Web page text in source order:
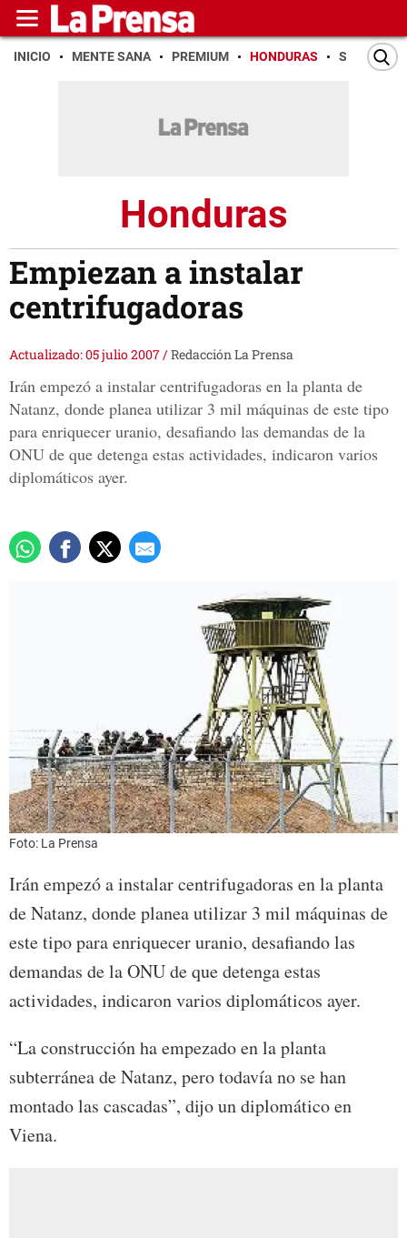
INICIO MENTE SANA PREMIUM HONDURAS SAN PEDRO
Honduras
Empiezan a instalar
centrifugadoras
Actualizado: 05 julio 2007/Redacción La Prensa
Irán empezó a instalar centrifugadoras en la planta de
Natanz, donde planea utilizar 3 mil máquinas de este tipo
para enriquecer uranio, desafiando las demandas de la
ONU de que detenga estas actividades, indicaron varios
diplomáticos ayer.
Foto: La Prensa
Irán empezó a instalar centrifugadoras en la planta
de Natanz, donde planea utilizar 3 mil máquinas de
este tipo para enriquecer uranio, desafiando las
demandas de la ONU de que detenga estas
actividades, indicaron varios diplomáticos ayer.
“La construcción ha empezado en la planta
subterránea de Natanz, pero todavía no se han
montado las cascadas”, dijo un diplomático en
Viena.